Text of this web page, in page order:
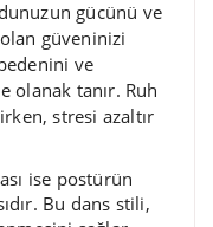
gücünü ve
güveninizi
ve
olanak tanır. Ruh
stresi azaltır
ise postürün
Bu dans stili,